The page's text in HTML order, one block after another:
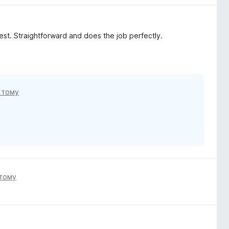
Straightforward and does the job perfectly.
тому